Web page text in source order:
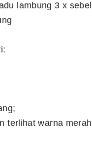
lambung 3 x
terlihat warna